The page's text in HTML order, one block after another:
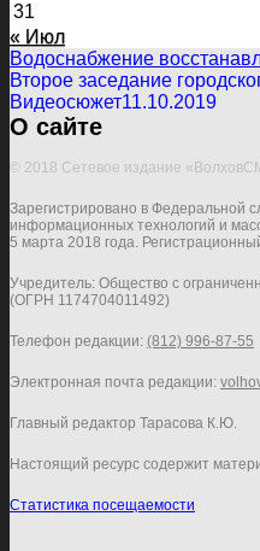
31
« Июл
Водоснабжение
Второе заседание
Видеосюжет11.10.2019
О сайте
© 2018 Сетевое издание
Зарегистрировано в Федеральной
информационных технологий и
5 марта 2018 года.
Учредитель: Общество с
(ОГРН 1174704011492)
Телефон редакции: (812) 996-87-55
Электронная почта редакции:
Главный редактор Тарасова К.Ю.
Настоящий ресурс содержит
Статистика посещаемости